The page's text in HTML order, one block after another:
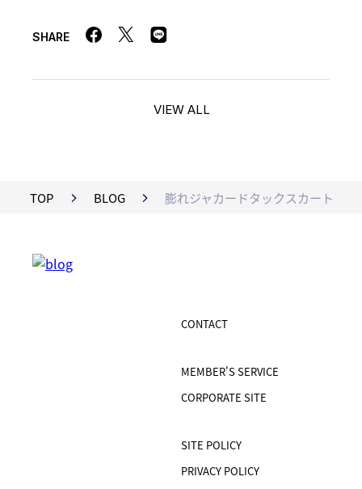
SHARE
VIEW ALL
TOP BLOG 膨れジャカードタックスカート
CONTACT
MEMBER'S SERVICE
CORPORATE SITE
SITE POLICY
PRIVACY POLICY